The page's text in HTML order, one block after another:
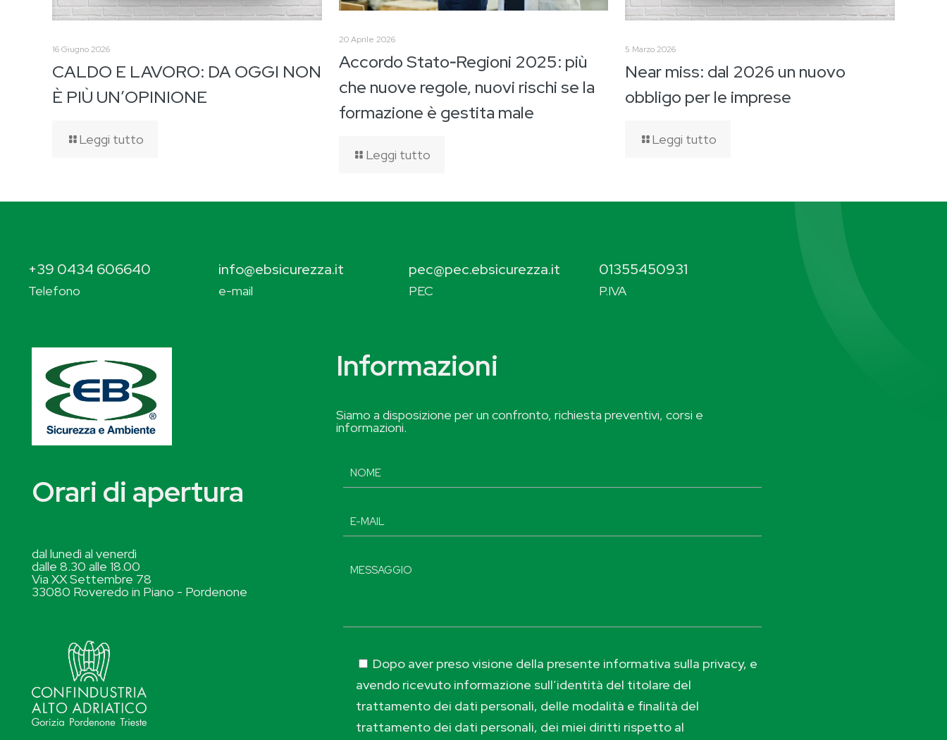
16 Giugno 2026
CALDO E LAVORO: DA OGGI NON
È PIÙ UN’OPINIONE
Leggi tutto
20 Aprile 2026
Accordo Stato‑Regioni 2025: più
che nuove regole, nuovi rischi se la
formazione è gestita male
Leggi tutto
5 Marzo 2026
Near miss: dal 2026 un nuovo
obbligo per le imprese
Leggi tutto
+39 0434 606640
Telefono
info@ebsicurezza.it
e-mail
pec@pec.ebsicurezza.it
PEC
01355450931
P.IVA
Orari di apertura
dal lunedì al venerdì
dalle 8.30 alle 18.00
Via XX Settembre 78
33080 Roveredo in Piano - Pordenone
Informazioni
Siamo a disposizione per un confronto, richiesta preventivi, corsi e
informazioni.
Dopo aver preso visione della presente informativa sulla privacy, e
avendo ricevuto informazione sull’identità del titolare del
trattamento dei dati personali, delle modalità e finalità del
trattamento dei dati personali, dei miei diritti rispetto al